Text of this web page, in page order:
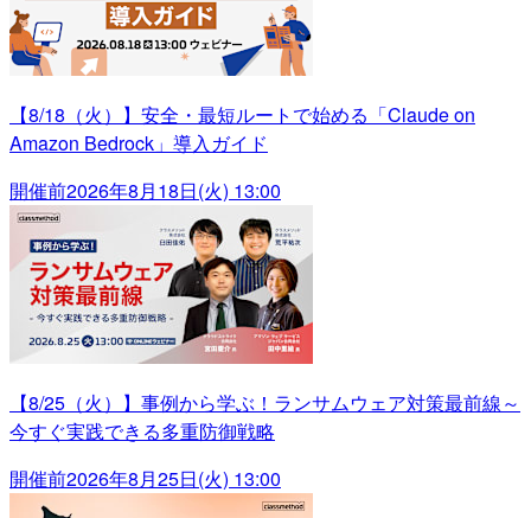
【8/18（火）】安全・最短ルートで始める「Claude on
Amazon Bedrock」導入ガイド
開催前2026年8月18日(火) 13:00
【8/25（火）】事例から学ぶ！ランサムウェア対策最前線～
今すぐ実践できる多重防御戦略
開催前2026年8月25日(火) 13:00